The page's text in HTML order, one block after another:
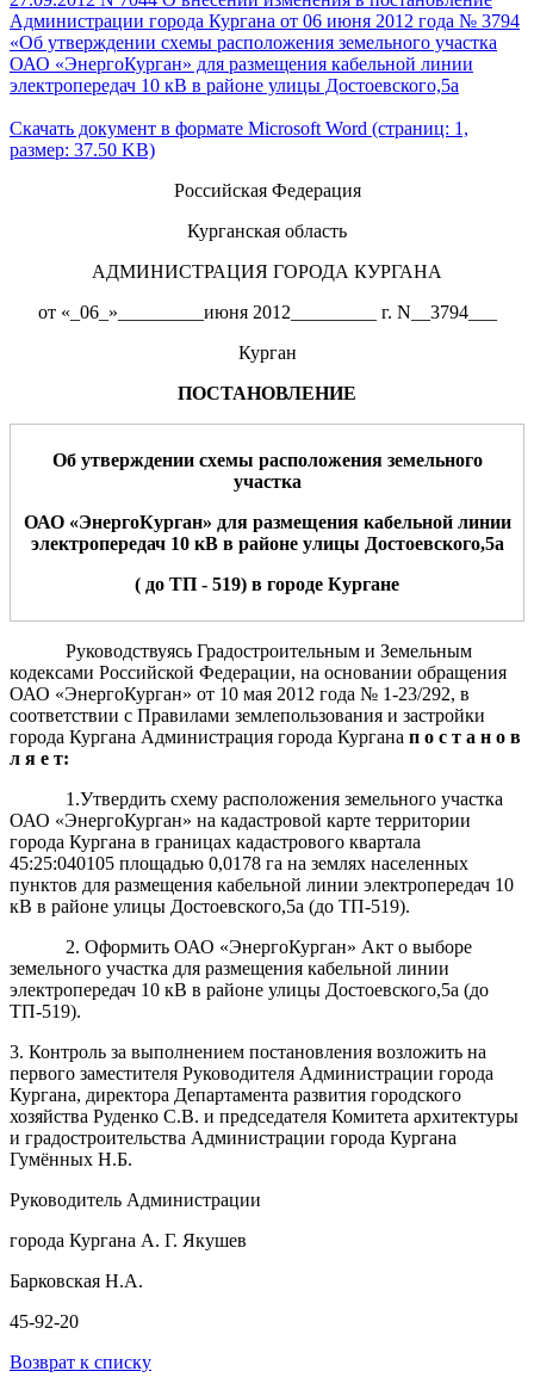
Администрации города Кургана от 06 июня 2012 года № 3794
«Об утверждении схемы расположения земельного участка
ОАО «ЭнергоКурган» для размещения кабельной линии
электропередач 10 кВ в районе улицы Достоевского,5а
Скачать документ в формате Microsoft Word (страниц: 1,
размер: 37.50 KB)
Российская Федерация
Курганская область
АДМИНИСТРАЦИЯ ГОРОДА КУРГАНА
от «_06_»_________июня 2012_________ г. N__3794___
Курган
ПОСТАНОВЛЕНИЕ
Об утверждении схемы расположения земельного
участка
ОАО «ЭнергоКурган» для размещения кабельнойлинии
электропередач 10 кВ в районе улицы Достоевского,5а
( до ТП - 519) в городе Кургане
Руководствуясь Градостроительным и Земельным
кодексами Российской Федерации, на основании обращения
ОАО «ЭнергоКурган» от 10 мая 2012 года № 1-23/292, в
соответствии с Правилами землепользования и застройки
города Кургана Администрация города Кургана п о с т а н о в
л я е т:
1.Утвердить схему расположения земельного участка
ОАО «ЭнергоКурган» на кадастровой карте территории
города Кургана в границах кадастрового квартала
45:25:040105 площадью 0,0178 га на землях населенных
пунктов для размещения кабельной линии электропередач 10
кВ в районе улицы Достоевского,5а (до ТП-519).
2. Оформить ОАО «ЭнергоКурган» Акт о выборе
земельного участка для размещения кабельной линии
электропередач 10 кВ в районе улицы Достоевского,5а (до
ТП-519).
3. Контроль за выполнением постановления возложить на
первого заместителя Руководителя Администрации города
Кургана, директора Департамента развития городского
хозяйства Руденко С.В. и председателя Комитета архитектуры
и градостроительства Администрации города Кургана
Гумённых Н.Б.
Руководитель Администрации
города Кургана А. Г. Якушев
Барковская Н.А.
45-92-20
Возврат к списку